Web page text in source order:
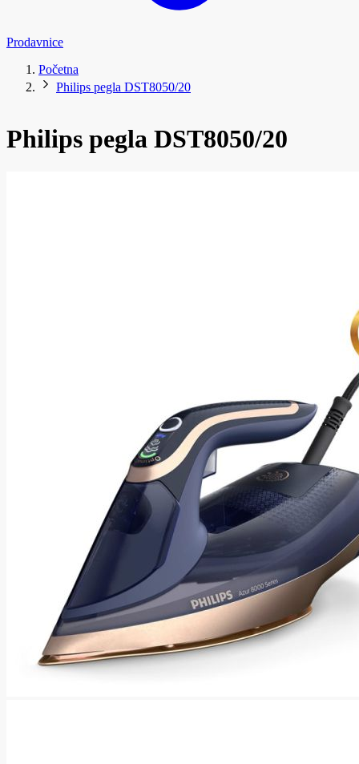
Prodavnice
Početna
Philips pegla DST8050/20
Philips pegla DST8050/20